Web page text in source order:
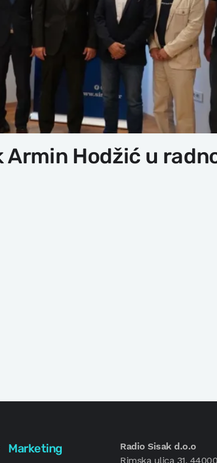
Hodžić u
Marketing
Radio Sisak d.o.o
Rimska ulica 31,